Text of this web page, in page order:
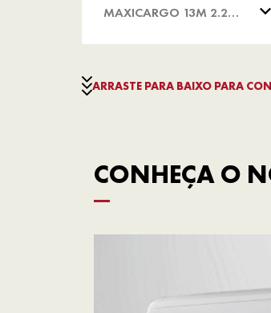
MAXICARGO 13M 2.2
ARRASTE PARA BAIXO PARA
CONHEÇA O